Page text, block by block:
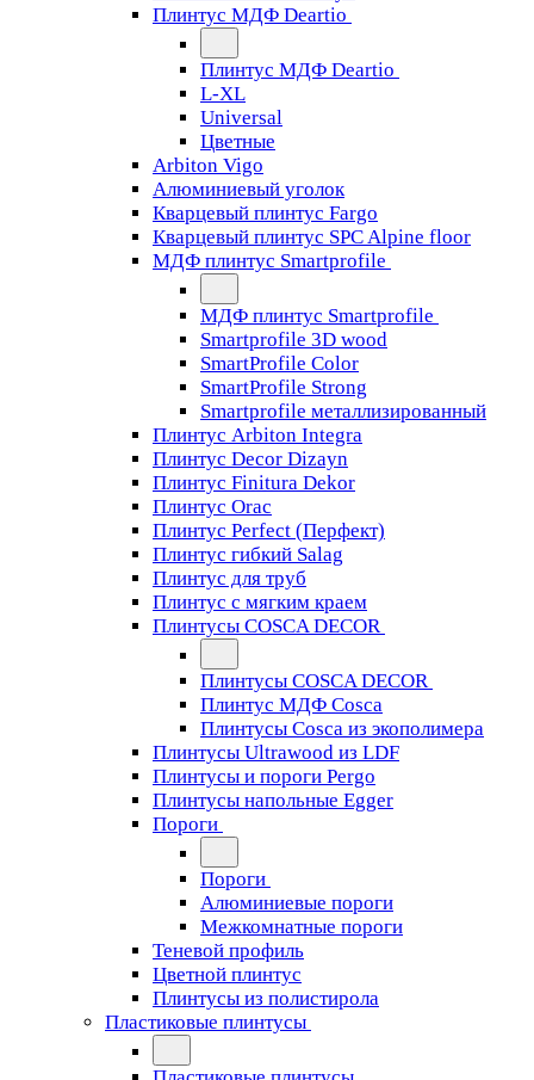
Плинтус МДФ Deartio
Плинтус МДФ Deartio
L-XL
Universal
Цветные
Arbiton Vigo
Алюминиевый уголок
Кварцевый плинтус Fargo
Кварцевый плинтус SPC Alpine floor
МДФ плинтус Smartprofile
МДФ плинтус Smartprofile
Smartprofile 3D wood
SmartProfile Color
SmartProfile Strong
Smartprofile металлизированный
Плинтус Arbiton Integra
Плинтус Decor Dizayn
Плинтус Finitura Dekor
Плинтус Orac
Плинтус Perfect (Перфект)
Плинтус гибкий Salag
Плинтус для труб
Плинтус с мягким краем
Плинтусы COSCA DECOR
Плинтусы COSCA DECOR
Плинтус МДФ Cosca
Плинтусы Cosca из экополимера
Плинтусы Ultrawood из LDF
Плинтусы и пороги Pergo
Плинтусы напольные Egger
Пороги
Пороги
Алюминиевые пороги
Межкомнатные пороги
Теневой профиль
Цветной плинтус
Плинтусы из полистирола
Пластиковые плинтусы